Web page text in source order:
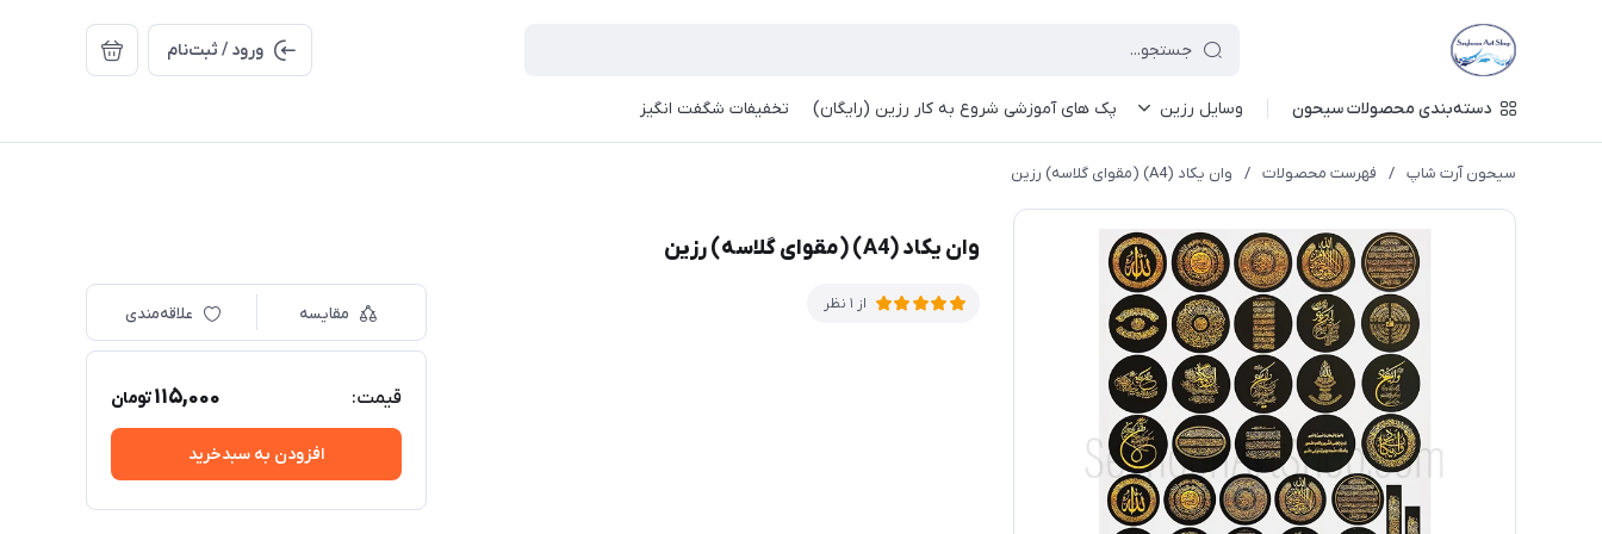
ورود / ثبت‌نام
دسته‌بندی محصولات سیحون وسایل رزین پک های آموزشی شروع به کار رزین (رایگان) تخفیفات شگفت انگیز
سیحون آرت شاپ / فهرست محصولات / وان یکاد (A4) (مقوای گلاسه) رزین
وان یکاد (A4) (مقوای گلاسه) رزین
از 1 نظر مقایسه علاقه‌مندی
قیمت: 115,000تومان
افزودن به سبدخرید